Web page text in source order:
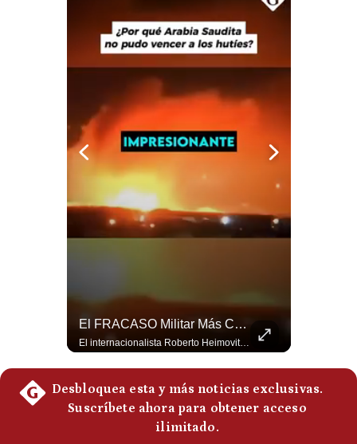
Frecuentes
El FRACASO Militar Más Caro De Medio Oriente | #radar24
El internacionalista Roberto Heimovits señaló que Arabia Saudita posee armamento avanzado comprado por decenas de miles de millones de dólares. Sin embargo, recuerda que combatió durante siete años contra los hutíes sin conseguir derrotarlos, pese a la enorme diferencia de poder militar. #ArabiaSaudita #Hutíes #RobertoHeimovits #Geopolítica #Guerra #NoticiasInternacionales #Shorts 👉 Suscríbete y activa la campana para no perderte nuestro análisis diario. 🌎 Síguenos en nuestras redes sociales: 📌 Web oficial: https://gestion.pe/mundo/ 📌 LinkedIn: http://bit.ly/3HYIET0 📌 X (Twitter): http://bit.ly/4noZtX9 📌 TikTok: http://bit.ly/4evB6TO